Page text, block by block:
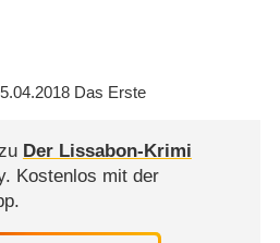
Das Erste
Der Lissabon-Krimi
Kostenlos mit der